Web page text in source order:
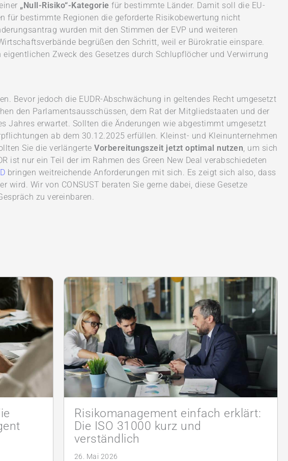
„Null-Risiko“-Kategorie für bestimmte Länder. Damit soll die EU-
für bestimmte Regionen die geforderte Risikobewertung nicht
wurden mit den Stimmen der EVP und weiteren
begrüßen den Schritt, weil er Bürokratie einspare.
Zweck des Gesetzes durch Schlupflöcher und Verwirrung
Bevor jedoch die EUDR-Abschwächung in geltendes Recht umgesetzt
den Parlamentsausschüssen, dem Rat der Mitgliedstaaten und der
Jahres erwartet. Sollten die Änderungen wie abgestimmt umgesetzt
ab dem 30.12.2025 erfüllen. Kleinst- und Kleinunternehmen
Sie die verlängerteVorbereitungszeit jetzt optimal nutzen, um sich
ist nur ein Teil der im Rahmen des Green New Deal verabschiedeten
bringen weitreichende Anforderungen mit sich. Es zeigt sich also, dass
Wir von CONSUST beraten Sie gerne dabei, diese Gesetze
zu vereinbaren.
Risikomanagement einfach erklärt:
Die ISO 31000 kurz und
verständlich
26. Mai 2026